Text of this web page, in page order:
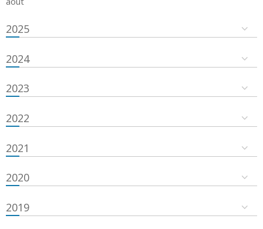
2025
2024
2023
2022
2021
2020
2019